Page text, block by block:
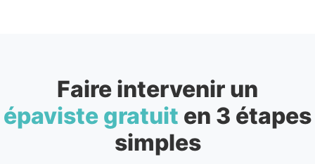
Faire intervenir un
épaviste gratuit en 3 étapes
simples